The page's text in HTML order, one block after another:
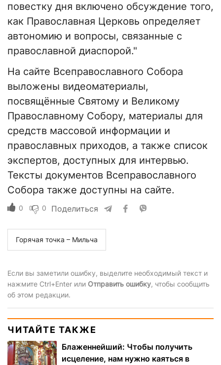
повестку дня включено обсуждение того,
как Православная Церковь определяет
автономию и вопросы, связанные с
православной диаспорой."
На сайте Всеправославного Собора
выложены видеоматериалы,
посвящённые Святому и Великому
Православному Собору, материалы для
средств массовой информации и
православных приходов, а также список
экспертов, доступных для интервью.
Тексты документов Всеправославного
Собора также доступны на сайте.
0 0 Поделиться
Горячая точка – Мильча
Если вы заметили ошибку, выделите необходимый текст и
нажмите Ctrl+Enter или Отправить ошибку, чтобы сообщить
об этом редакции.
ЧИТАЙТЕ ТАКЖЕ
Блаженнейший: Чтобы получить
исцеление, нам нужно каяться в